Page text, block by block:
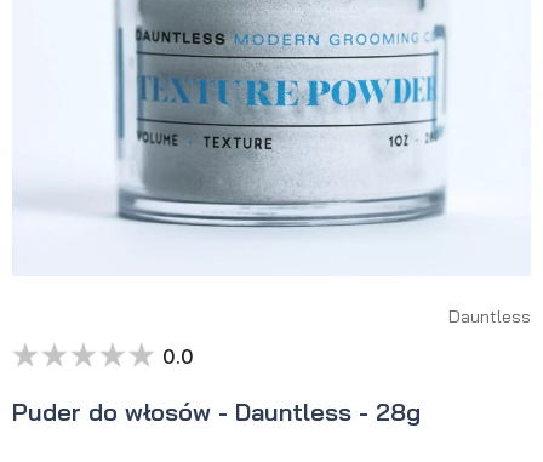
Dauntless
Puder do włosów - Dauntless - 28g
0.0